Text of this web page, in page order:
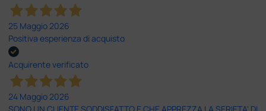
25 Maggio 2026
Positiva esperienza di acquisto
Acquirente verificato
24 Maggio 2026